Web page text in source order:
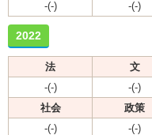
-(-)
-(-)
2022
法 文
-(-)
-(-)
社会
政策
-(-)
-(-)